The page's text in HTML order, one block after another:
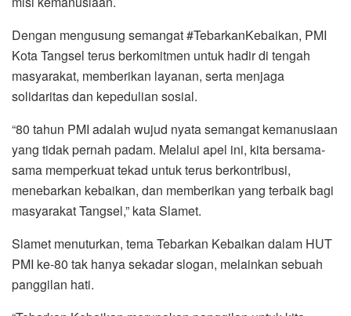
Dengan mengusung semangat #TebarkanKebaikan, PMI
Kota Tangsel terus berkomitmen untuk hadir di tengah
masyarakat, memberikan layanan, serta menjaga
solidaritas dan kepedulian sosial.
“80 tahun PMI adalah wujud nyata semangat kemanusiaan
yang tidak pernah padam. Melalui apel ini, kita bersama-
sama memperkuat tekad untuk terus berkontribusi,
menebarkan kebaikan, dan memberikan yang terbaik bagi
masyarakat Tangsel,” kata Slamet.
Slamet menuturkan, tema Tebarkan Kebaikan dalam HUT
PMI ke-80 tak hanya sekadar slogan, melainkan sebuah
panggilan hati.